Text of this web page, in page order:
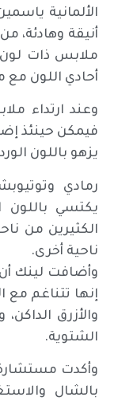
الألمانية
أنيقة وهادئة،
ملابس ذات
أحادي اللون
وعند ارتداء
فيمكن حينئذ
يزهو باللون
رمادي وتوتي
يكتسي باللون
الكثيرين من
ناحية أخرى.
وأضافت لينك
إنها تتناغم مع
والأزرق
الشتوية.
وأكدت مستشارة
بالشال